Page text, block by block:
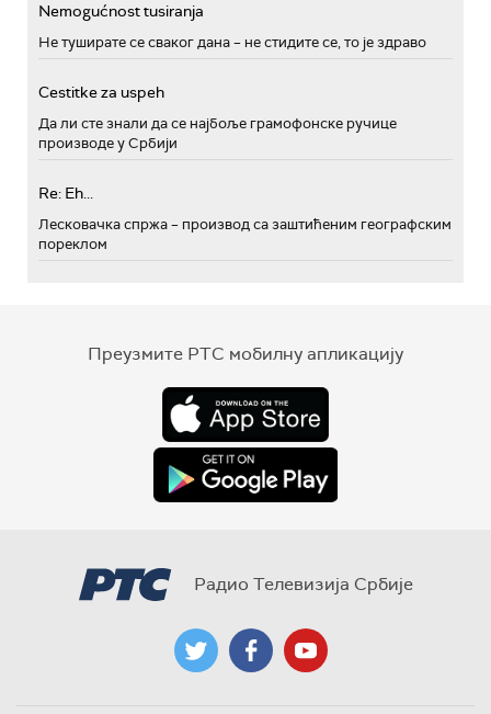
Nemogućnost tusiranja
Не туширате се сваког дана – не стидите се, то је здраво
Cestitke za uspeh
Да ли сте знали да се најбоље грамофонске ручице
производе у Србији
Re: Eh...
Лесковачка спржа – производ са заштићеним географским
пореклом
Преузмите РТС мобилну апликацију
Радио Телевизија Србије